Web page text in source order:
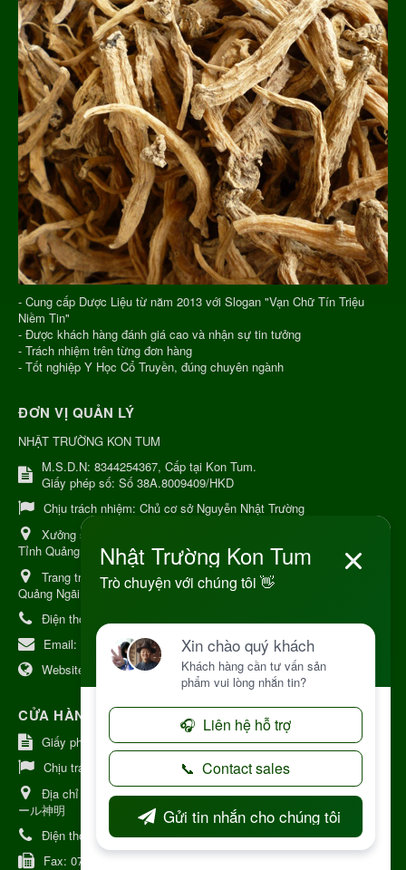
- Cung cấp Dược Liệu từ năm 2013 với Slogan "Vạn Chữ Tín Triệu
Niềm Tin"
- Được khách hàng đánh giá cao và nhận sự tin tưởng
- Trách nhiệm trên từng đơn hàng
- Tốt nghiệp Y Học Cổ Truyền, đúng chuyên ngành
ĐƠN VỊ QUẢN LÝ
NHẬT TRƯỜNG KON TUM
M.S.D.N: 8344254367, Cấp tại Kon Tum.
Giấy phép số: Số 38A.8009409/HKD
Chịu trách nhiệm: Chủ cơ sở Nguyễn Nhật Trường
Xưởng sản xuất:
Tỉnh Quảng Ngải
Trang trại Dược Liệu Hữu Cơ: Khu 37 Hộ Xã Măng Đen Tỉnh
Quảng Ngãi
Điện thoại:
Email:
kinhdoanh@nhattruongkontum.com
Website:
https://www.nhattruongkontum.com
CỬA HÀNG GIỚI THIỆU TẠI NHẬT BẢN
Giấy phép số: 080-9475-1379
Chịu trách nhiệm:
MR THƯƠNG
Địa chỉ Nhật Bản:日本 愛知県刈谷市神明町6丁目308番地 ファミ
ール神明
Điện thoại:
080-9475-1379
Fax: 070-9178-7979